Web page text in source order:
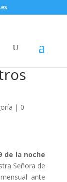
| 0
de la noche
Señora de
ante